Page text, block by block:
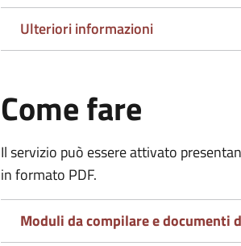
Ulteriori informazioni
Come fare
Il servizio può essere attivato
in formato PDF.
Moduli da compilare e documenti